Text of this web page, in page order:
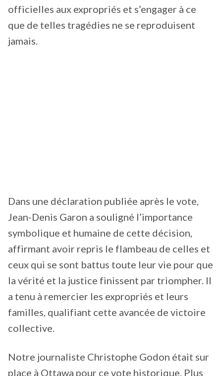
officielles aux expropriés et s’engager à ce
que de telles tragédies ne se reproduisent
jamais.
Dans une déclaration publiée après le vote,
Jean-Denis Garon a souligné l’importance
symbolique et humaine de cette décision,
affirmant avoir repris le flambeau de celles et
ceux qui se sont battus toute leur vie pour que
la vérité et la justice finissent par triompher. Il
a tenu à remercier les expropriés et leurs
familles, qualifiant cette avancée de victoire
collective.
Notre journaliste Christophe Godon était sur
place à Ottawa pour ce vote historique. Plus